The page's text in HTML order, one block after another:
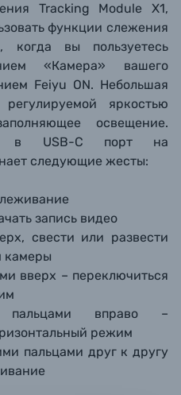
Tracking Module X1,
функции слежения
когда вы пользуетесь
«Камера» вашего
Feiyu ON. Небольшая
яркостью
освещение.
в USB-C порт на
следующие жесты:
запись видео
свести или развести
камеры
вверх – переключиться
вправо –
режим
пальцами друг к другу